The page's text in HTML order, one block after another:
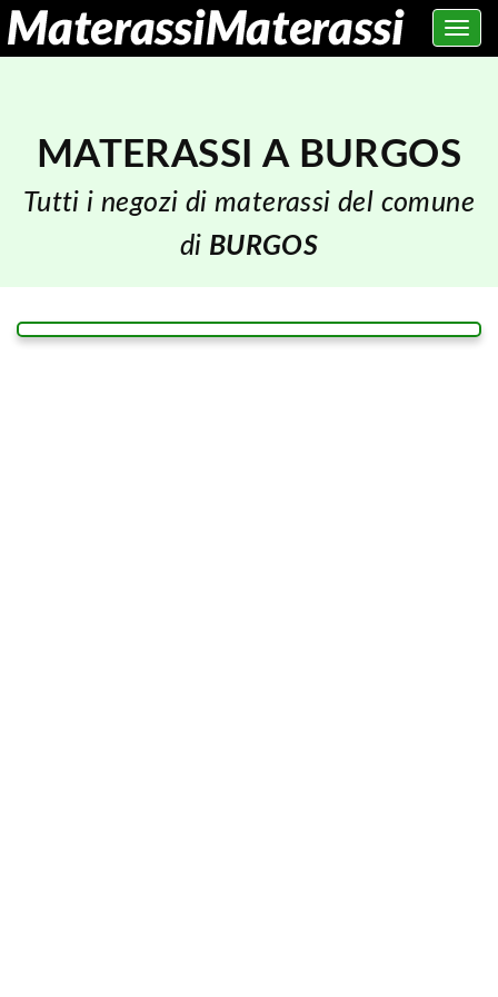
Toggle
MATERASSI A BURGOS
Tutti i negozi di materassi del comune
di BURGOS